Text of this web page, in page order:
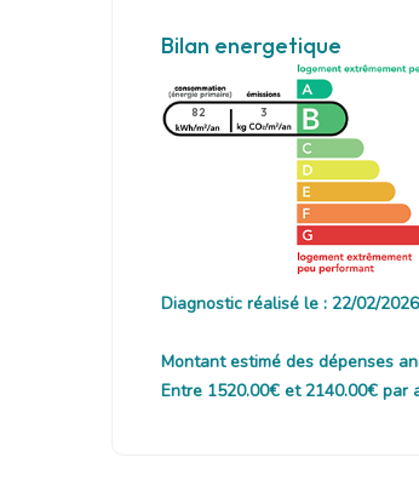
Bilan energetique
82 3
Diagnostic réalisé le : 22/02/2026
Montant estimé des dépenses
Entre 1520.00€ et 2140.00€ par